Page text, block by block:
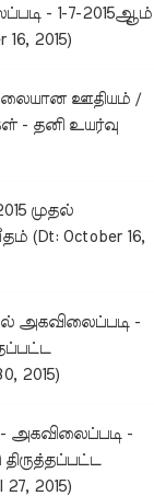
- 1-7-2015ஆம்
2015)
ஊதியம் /
- தனி உயர்வு
முதல்
(Dt: October 16,
அகவிலைப்படி -
2015)
- அகவிலைப்படி -
2015)